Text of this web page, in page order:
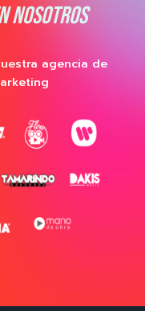
NOSOTROS
agencia de